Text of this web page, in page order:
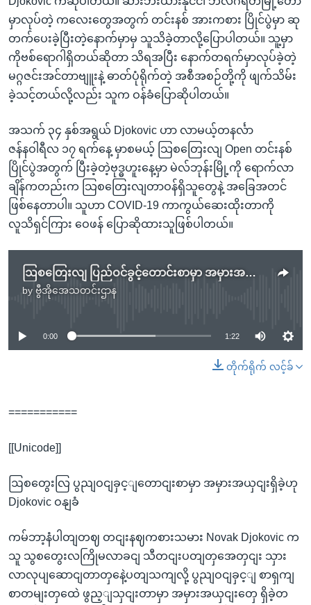
မှာလုပ်တဲ့ ကလေးတွေအတွက် တင်းနစ် အားကစား ပြိုင်ပွဲမှာ ဆု
တက်ပေးခဲ့ပြီးတဲ့နောက်မှာမှ သူသိခဲ့တာလို့ပြောပါတယ်။ သူ့မှာ
ကိုဗစ်ရောဂါရှိတယ်ဆိုတာ သိရအပြီး နောက်တရက်မှာလုပ်ခဲ့တဲ့
မဂ္ဂဇင်းအင်တာဗျူးနဲ့ ဓာတ်ပုံရိုက်တဲ့ အစီအစဉ်တို့ကို ဖျက်သိမ်း
ခဲ့သင့်တယ်လို့လည်း သူက ဝန်ခံပြောဆိုပါတယ်။
အသက် ၃၄ နှစ်အရွယ် Djokovic ဟာ လာမယ့်တနင်္လာ
ဇန်နဝါရီလ ၁၇ ရက်နေ့ မှာစမယ့် သြစတြေးလျ Open တင်းနစ်
ပြိုင်ပွဲအတွက် ပြီးခဲ့တဲ့ဗုဒ္ဓဟူးနေ့မှာ မဲလ်ဘုန်းမြို့ကို ရောက်လာ
ချိန်ကတည်းက သြစတြေးလျတာဝန်ရှိသူတွေနဲ့ အခြေအတင်
ဖြစ်နေတာပါ။ သူဟာ COVID-19 ကာကွယ်ဆေးထိုးတာကို
လူသိရှင်ကြား ဝေဖန် ပြောဆိုထားသူဖြစ်ပါတယ်။
ဩစတြေးလျ ပြည်ဝင်ခွင့်တောင်းစာမှာ အမှားအယွင်းရှိခဲ့ဟု Djokovic ဝန်ခံ
by ဗွီအိုအေသတင်းဌာန
No media source currently available
0:00 1:22
တိုက်ရိုက် လင့်ခ်
===========
[[Unicode]]
ဩစတွေးလြ ပွညျဝငျခှင့ျတောငျးစာမှာ အမှားအယှငျးရှိခဲ့ဟု
Djokovic ဝနျခံ
ကမ်ဘာ့နံပါတျတဈ တငျးနဈကစားသမား Novak Djokovic က
သူ သွစတွေးလကြိုမလာခငျ သီတငျးပတျတှအေတှငျး သှား
လာလုပျဆောငျတာတှနေဲ့ပတျသကျလို့ ပွညျဝငျခှင့ျ စာရှကျ
စာတမျးတှထေဲ ဖွည့ျသှငျးတာမှာ အမှားအယှငျးတှေ ရှိခဲ့တ